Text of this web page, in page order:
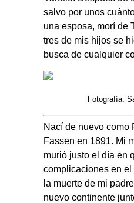
salvo por unos
una esposa, morí de
tres de mis hijos se
busca de cualquier
Fotografía:
Nací de nuevo como
Fassen en 1891. Mi
murió justo el día en
complicaciones en
la muerte de mi
nuevo continente